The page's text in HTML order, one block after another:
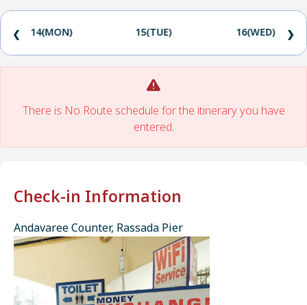
14(MON) 15(TUE) 16(WED)
❮ ❯
There is No Route schedule for the itinerary you have
entered.
Check-in Information
Andavaree Counter, Rassada Pier